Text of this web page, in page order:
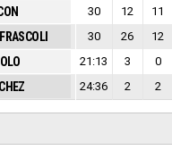
30 12 11
30 26 12
21:13 3 0
24:36 2 2